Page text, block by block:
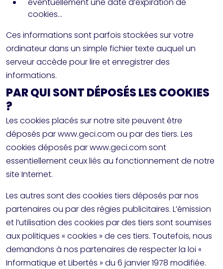
cookies…
Ces informations sont parfois stockées sur votre
ordinateur dans un simple fichier texte auquel un
serveur accède pour lire et enregistrer des
informations.
PAR QUI SONT DÉPOSÉS LES COOKIES
?
Les cookies placés sur notre site peuvent être
déposés par www.geci.com ou par des tiers. Les
cookies déposés par www.geci.com sont
essentiellement ceux liés au fonctionnement de notre
site Internet.
Les autres sont des cookies tiers déposés par nos
partenaires ou par des régies publicitaires. L’émission
et l’utilisation des cookies par des tiers sont soumises
aux politiques « cookies » de ces tiers. Toutefois, nous
demandons à nos partenaires de respecter la loi «
Informatique et Libertés » du 6 janvier 1978 modifiée.